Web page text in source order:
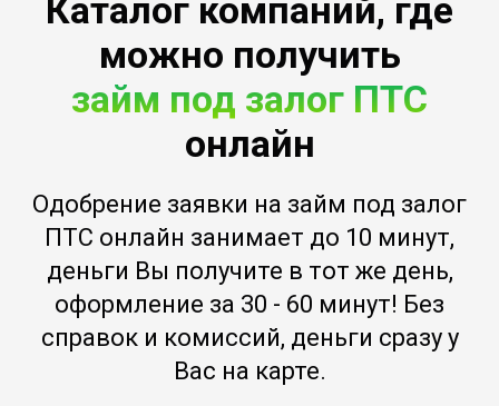
Каталог компаний, где
можно получить
займ под залог ПТС
онлайн
Одобрение заявки на займ под залог
ПТС онлайн занимает до 10 минут,
деньги Вы получите в тот же день,
оформление за 30 - 60 минут! Без
справок и комиссий, деньги сразу у
Вас на карте.